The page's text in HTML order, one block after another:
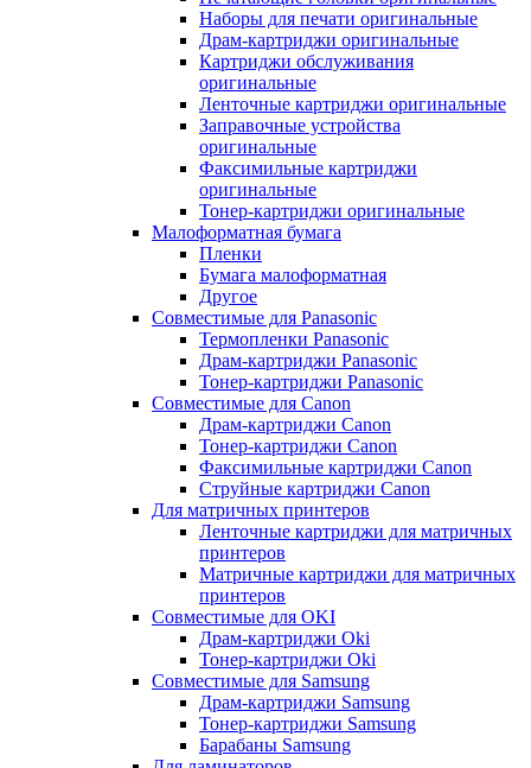
Наборы для печати оригинальные
Драм-картриджи оригинальные
Картриджи обслуживания
оригинальные
Ленточные картриджи оригинальные
Заправочные устройства
оригинальные
Факсимильные картриджи
оригинальные
Тонер-картриджи оригинальные
Малоформатная бумага
Пленки
Бумага малоформатная
Другое
Совместимые для Panasonic
Термопленки Panasonic
Драм-картриджи Panasonic
Тонер-картриджи Panasonic
Совместимые для Canon
Драм-картриджи Canon
Тонер-картриджи Canon
Факсимильные картриджи Canon
Струйные картриджи Canon
Для матричных принтеров
Ленточные картриджи для матричных
принтеров
Матричные картриджи для матричных
принтеров
Совместимые для OKI
Драм-картриджи Oki
Тонер-картриджи Oki
Совместимые для Samsung
Драм-картриджи Samsung
Тонер-картриджи Samsung
Барабаны Samsung